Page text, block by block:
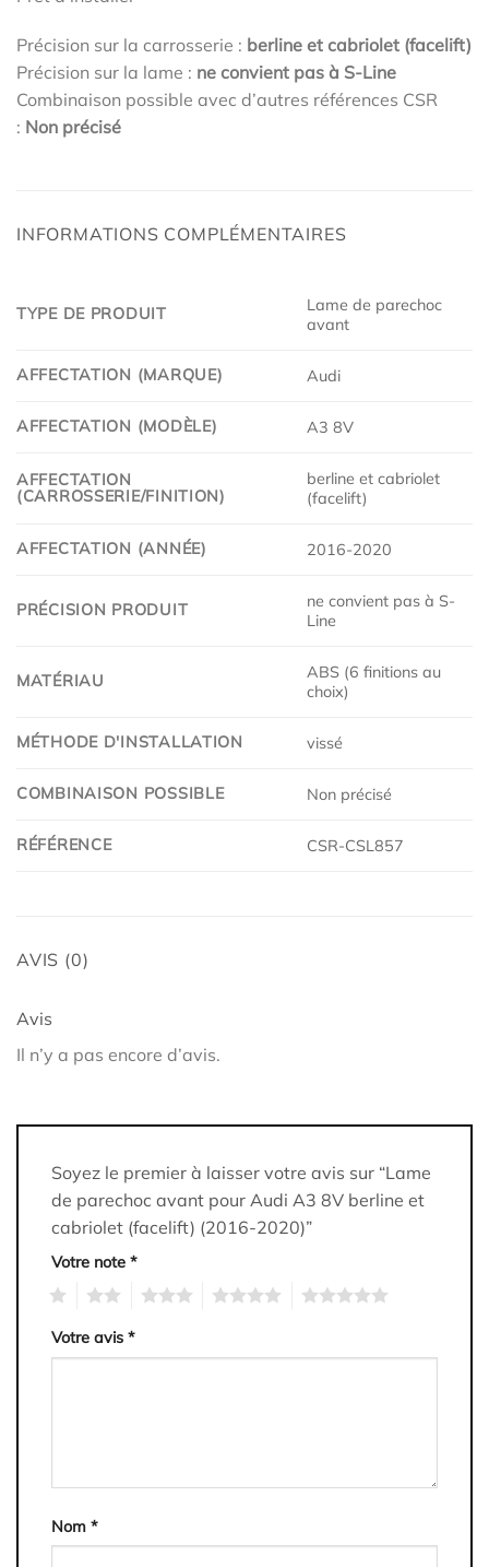
Précision sur la carrosserie : berline et cabriolet (facelift)
Précision sur la lame : ne convient pas à S-Line
Combinaison possible avec d’autres références CSR
: Non précisé
INFORMATIONS COMPLÉMENTAIRES
TYPE DE PRODUIT
Lame de parechoc
avant
AFFECTATION (MARQUE) Audi
AFFECTATION (MODÈLE) A3 8V
AFFECTATION
(CARROSSERIE/FINITION)
berline et cabriolet
(facelift)
AFFECTATION (ANNÉE) 2016-2020
PRÉCISION PRODUIT
ne convient pas à S-
Line
MATÉRIAU
ABS (6 finitions au
choix)
MÉTHODE D'INSTALLATION vissé
COMBINAISON POSSIBLE Non précisé
RÉFÉRENCE CSR-CSL857
AVIS (0)
Avis
Il n’y a pas encore d’avis.
Soyez le premier à laisser votre avis sur “Lame
de parechoc avant pour Audi A3 8V berline et
cabriolet (facelift) (2016-2020)”
Votre note *
Votre avis *
Nom *